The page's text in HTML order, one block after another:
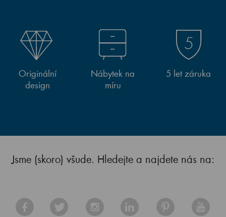
Originální
design
Nábytek na
míru
5 let záruka
Jsme (skoro) všude. Hledejte a najdete nás na: